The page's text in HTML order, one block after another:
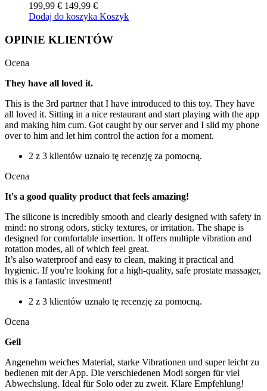
199,99 € 149,99 €
Dodaj do koszyka Koszyk
OPINIE KLIENTÓW
Ocena
They have all loved it.
This is the 3rd partner that I have introduced to this toy. They have
all loved it. Sitting in a nice restaurant and start playing with the app
and making him cum. Got caught by our server and I slid my phone
over to him and let him control the action for a moment.
2 z 3 klientów uznało tę recenzję za pomocną.
Ocena
It's a good quality product that feels amazing!
The silicone is incredibly smooth and clearly designed with safety in
mind: no strong odors, sticky textures, or irritation. The shape is
designed for comfortable insertion. It offers multiple vibration and
rotation modes, all of which feel great.
It’s also waterproof and easy to clean, making it practical and
hygienic. If you're looking for a high-quality, safe prostate massager,
this is a fantastic investment!
2 z 3 klientów uznało tę recenzję za pomocną.
Ocena
Geil
Angenehm weiches Material, starke Vibrationen und super leicht zu
bedienen mit der App. Die verschiedenen Modi sorgen für viel
Abwechslung. Ideal für Solo oder zu zweit. Klare Empfehlung!